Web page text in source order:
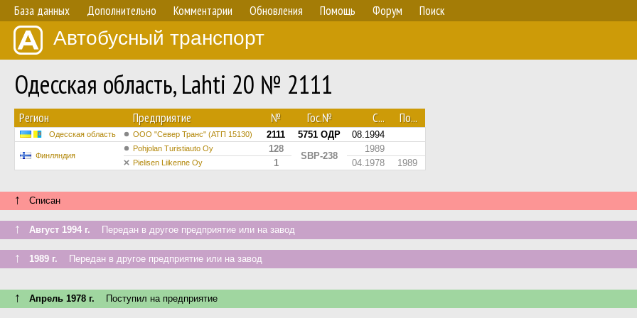
База данных Дополнительно Комментарии Обновления Помощь Форум Поиск
Автобусный транспорт
Одесская область, Lahti 20 № 2111
Регион Предприятие № Гос.№ С... По...
Одесская область ООО "Север Транс" (АТП 15130) 2111 5751 ОДР 08.1994
Финляндия
Pohjolan Turistiauto Oy 128
SBP-238
1989
Pielisen Liikenne Oy 1 04.1978 1989
↑ Списан
↑ Август 1994 г. Передан в другое предприятие или на завод
↑ 1989 г. Передан в другое предприятие или на завод
↑ Апрель 1978 г. Поступил на предприятие